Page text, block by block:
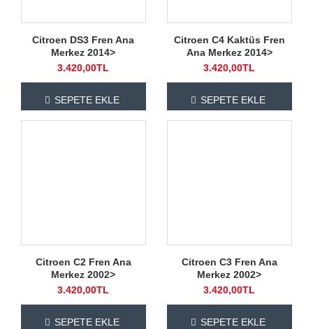
Citroen DS3 Fren Ana
Merkez 2014>
3.420,00TL
SEPETE EKLE
Citroen C4 Kaktüs Fren
Ana Merkez 2014>
3.420,00TL
SEPETE EKLE
Citroen C2 Fren Ana
Merkez 2002>
3.420,00TL
SEPETE EKLE
Citroen C3 Fren Ana
Merkez 2002>
3.420,00TL
SEPETE EKLE